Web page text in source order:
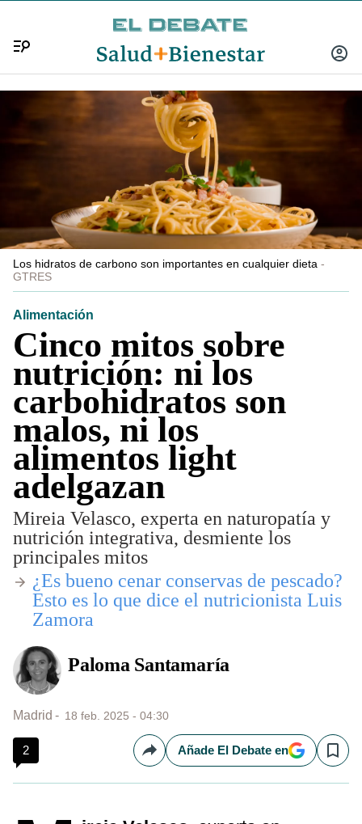
INICIAR
Los hidratos de carbono son importantes en cualquier dieta
GTRES
Alimentación
Cinco mitos sobre
nutrición: ni los
carbohidratos son
malos, ni los
alimentos light
adelgazan
Mireia Velasco, experta en naturopatía y
nutrición integrativa, desmiente los
principales mitos
​¿Es bueno cenar conservas de pescado?
Esto es lo que dice el nutricionista Luis
Zamora
Paloma Santamaría
Madrid 18 feb. 2025 - 04:30
2 CompartirAñade El Debate en Save